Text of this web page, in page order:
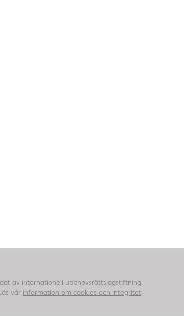
av internationell upphovsrättslagstiftning.
vår information om cookies och integritet.